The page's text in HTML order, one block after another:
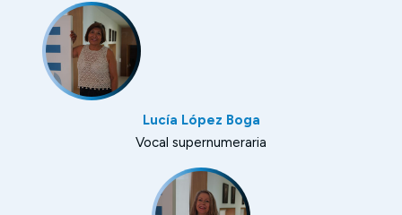
Lucía López Boga
Vocal supernumeraria